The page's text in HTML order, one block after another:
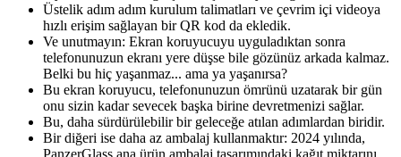
Üstelik adım adım kurulum talimatları ve çevrim içi videoya
hızlı erişim sağlayan bir QR kod da ekledik.
Ve unutmayın: Ekran koruyucuyu uyguladıktan sonra
telefonunuzun ekranı yere düşse bile gözünüz arkada kalmaz.
Belki bu hiç yaşanmaz... ama ya yaşanırsa?
Bu ekran koruyucu, telefonunuzun ömrünü uzatarak bir gün
onu sizin kadar sevecek başka birine devretmenizi sağlar.
Bu, daha sürdürülebilir bir geleceğe atılan adımlardan biridir.
Bir diğeri ise daha az ambalaj kullanmaktır: 2024 yılında,